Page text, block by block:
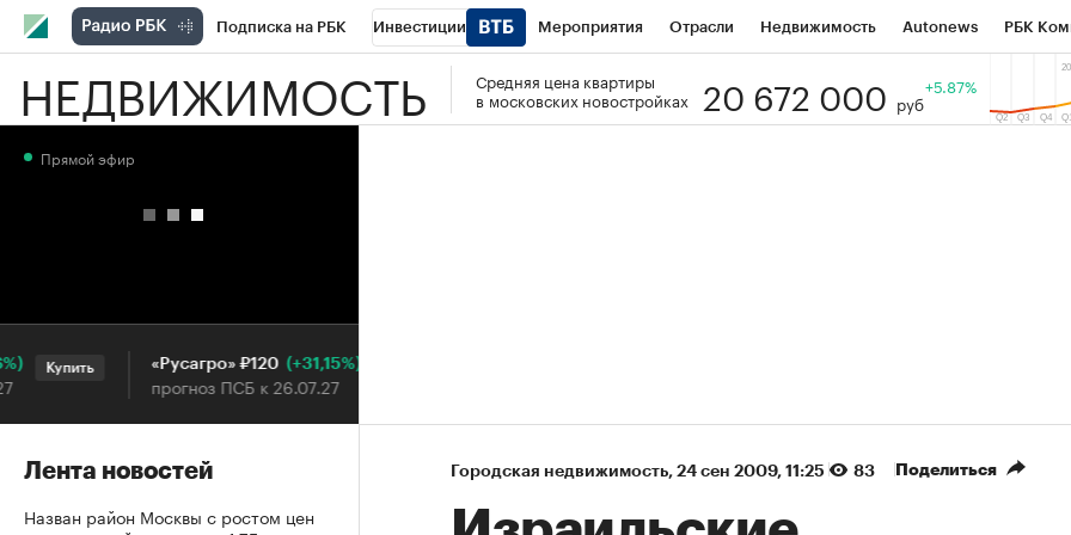
Подписка на РБК Инвестиции Мероприятия Отрасли Недвижимость Autonews РБК
РБК Вино Спорт Школа управления РБК РБК Образование Тренды
НЕДВИЖИМОСТЬ
Средняя цена квартиры
в московских новостройках
20 672 000 руб
+5.87%
Городская недвижимость⁠, 24 сен 2009, 11:25 83 Поделиться
Прямой эфир
Купить «Русагро» ₽120 (+31,15%)
прогноз ПСБ к 26.07.27
Купить
Лента новостей
Назван район Москвы с ростом цен